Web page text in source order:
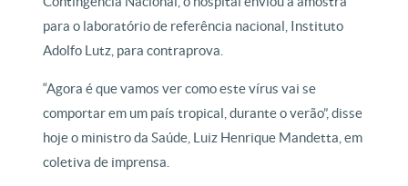
para o laboratório de referência nacional, Instituto
Adolfo Lutz, para contraprova.
“Agora é que vamos ver como este vírus vai se
comportar em um país tropical, durante o verão”, disse
hoje o ministro da Saúde, Luiz Henrique Mandetta, em
coletiva de imprensa.